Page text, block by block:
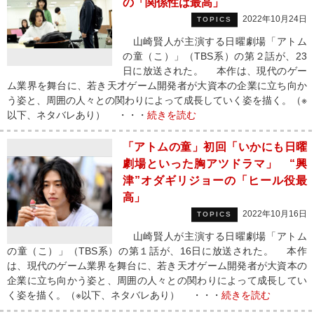
の「関係性は最高」
TOPICS 2022年10月24日
山崎賢人が主演する日曜劇場「アトム
の童（こ）」（TBS系）の第２話が、23
日に放送された。 本作は、現代のゲー
ム業界を舞台に、若き天才ゲーム開発者が大資本の企業に立ち向か
う姿と、周囲の人々との関わりによって成長していく姿を描く。（※
以下、ネタバレあり） ・・・ 続きを読む
「アトムの童」初回「いかにも日曜
劇場といった胸アツドラマ」 “興
津”オダギリジョーの「ヒール役最
高」
TOPICS 2022年10月16日
山崎賢人が主演する日曜劇場「アトム
の童（こ）」（TBS系）の第１話が、16日に放送された。 本作
は、現代のゲーム業界を舞台に、若き天才ゲーム開発者が大資本の
企業に立ち向かう姿と、周囲の人々との関わりによって成長してい
く姿を描く。（※以下、ネタバレあり） ・・・ 続きを読む